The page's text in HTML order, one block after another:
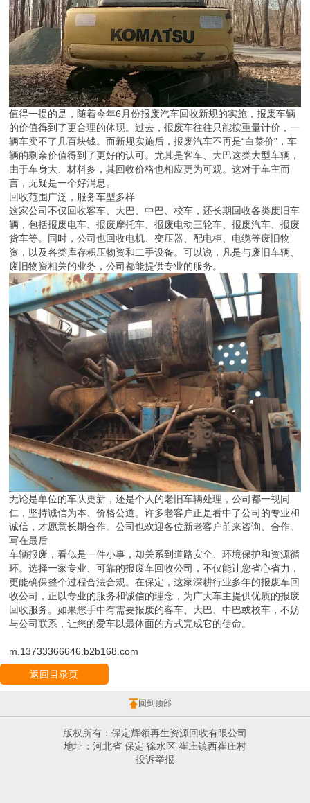
值得一提的是，随着今年6月份报废汽车回收新规的实施，报废车辆
的价值得到了更合理的体现。过去，报废车往往只能按重量计价，一
辆车卖不了几百块钱。而新规实施后，报废汽车不再是“白菜价”，车
辆的剩余价值得到了更好的认可。尤其是客车、大巴这类大型车辆，
由于车身大、材料多，其回收价格也相应更为可观。这对于车主而
言，无疑是一个好消息。
回收范围广泛，服务车型多样
这家公司不仅回收客车、大巴、中巴、校车，还长期回收各类废旧车
辆，包括报废电车、报废摩托车、报废电动三轮车、报废汽车、报废
货车等。同时，公司也回收电机、变压器、配电柜、电缆等废旧物
资，以及各类库存积压物资和二手设备。可以说，凡是与废旧车辆、
废旧物资相关的业务，公司都能提供专业的服务。
无论是单位的车队更新，还是个人的老旧车辆处理，公司都一视同
仁，坚持诚信为本、价格公道。许多老客户正是看中了公司的专业和
诚信，才愿意长期合作。公司也欢迎各位新老客户前来咨询、合作。
写在最后
车辆报废，看似是一件小事，却关系到道路安全、环境保护和资源循
环。选择一家专业、可靠的报废车回收公司，不仅能让您省心省力，
更能确保整个过程合法合规。在保定，这家深耕行业多年的报废车回
收公司，正以专业的服务和诚信的理念，为广大车主提供优质的报废
回收服务。如果您手中有需要报废的客车、大巴、中巴或校车，不妨
与公司联系，让您的爱车以最体面的方式完成它的使命。
m.13733366646.b2b168.com
返回目录页
回到顶部
版权所有：保定辉领再生资源回收有限公司
地址：河北省 保定 徐水区 崔庄镇西崔庄村
投诉举报